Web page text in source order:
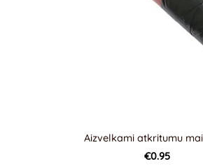
Aizvelkami atkritumu
€0.95